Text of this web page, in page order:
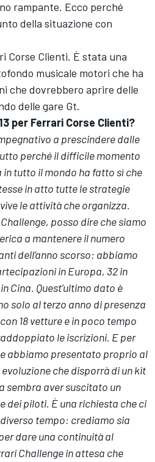
rampante. Ecco perché
della situazione con
Corse Clienti. È stata una
musicale motori che ha
che dovrebbero aprire delle
delle gare Gt.
per Ferrari Corse Clienti?
a prescindere dalle
perché il difficile momento
tutto il mondo ha fatto sì che
in atto tutte le strategie
le attività che organizza.
posso dire che siamo
a mantenere il numero
dell’anno scorso: abbiamo
in Europa, 32 in
Cina. Quest’ultimo dato è
solo al terzo anno di presenza
18 vetture e in poco tempo
le iscrizioni. E per
abbiamo presentato proprio al
che disporrà di un kit
sembra aver suscitato un
dei piloti. È una richiesta che ci
tempo: crediamo sia
dare una continuità al
Challenge in attesa che